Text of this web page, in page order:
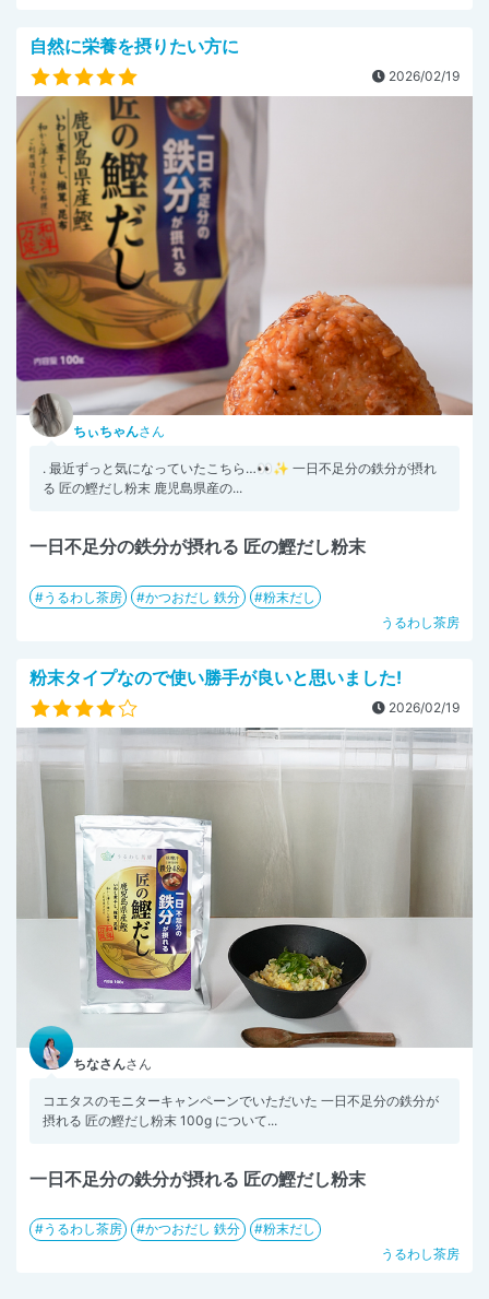
自然に栄養を摂りたい方に
2026/02/19
ちぃちゃんさん
. 最近ずっと気になっていたこちら…👀✨ 一日不足分の鉄分が摂れ
る 匠の鰹だし粉末 鹿児島県産の...
一日不足分の鉄分が摂れる 匠の鰹だし粉末
うるわし茶房 かつおだし 鉄分
粉末だし
うるわし茶房
粉末タイプなので使い勝手が良いと思いました!
2026/02/19
ちなさんさん
コエタスのモニターキャンペーンでいただいた 一日不足分の鉄分が
摂れる 匠の鰹だし粉末 100g について...
一日不足分の鉄分が摂れる 匠の鰹だし粉末
うるわし茶房 かつおだし 鉄分
粉末だし
うるわし茶房